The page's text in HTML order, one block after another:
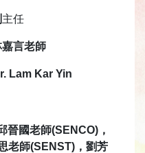
主任
嘉言老師
Lam Kar Yin
晉國老師(SENCO)，
老師(SENST)，劉芳